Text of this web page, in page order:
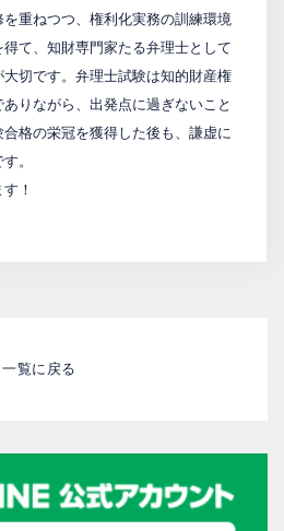
重ねつつ、権利化実務の訓練環境
て、知財専門家たる弁理士として
切です。弁理士試験は知的財産権
りながら、出発点に過ぎないこと
格の栄冠を獲得した後も、謙虚に
。
！
一覧に戻る